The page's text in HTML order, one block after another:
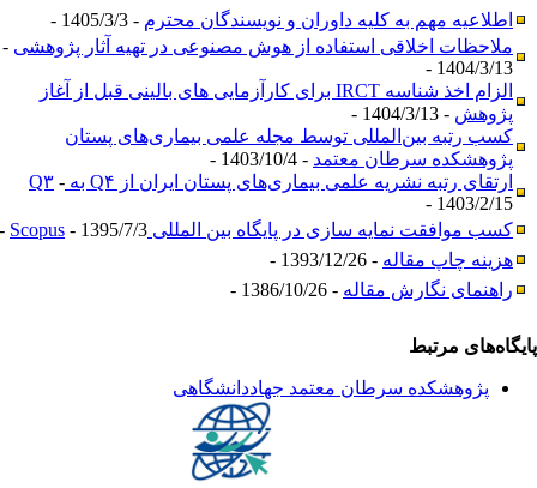
اطلاعیه مهم به کلیه داوران و نویسندگان محترم - 1405/3/3 -
ملاحظات اخلاقی استفاده از هوش مصنوعی در تهیه آثار پژوهشی-
1404/3/13 -
الزام اخذ شناسه IRCT برای کارآزمایی های بالینی قبل از آغاز
پژوهش- 1404/3/13 -
کسب رتبه بین‌المللی توسط مجله علمی بیماری‌های پستان
پژوهشکده سرطان معتمد- 1403/10/4 -
ارتقای رتبه نشریه علمی بیماری‌های پستان ایران از Q۴ به Q۳
-
1403/2/15 -
کسب موافقت نمایه سازی در پایگاه بین‌ المللی Scopus - 1395/7/3 -
هزینه چاپ مقاله- 1393/12/26 -
راهنمای نگارش مقاله- 1386/10/26 -
مرتبط
پژوهشکده سرطان معتمد جهاددانشگاهی